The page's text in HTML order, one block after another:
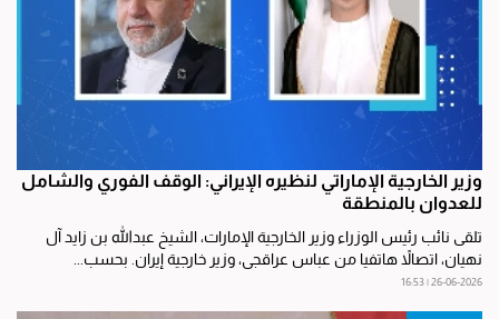
وزير الخارجية الإماراتي لنظيره الإيراني: الوقف الفوري والشامل
للعدوان بالمنطقة
تلقى نائب رئيس الوزراء وزير الخارجية الإمارات، الشيخ عبدالله بن زايد آل
نهيان، اتصالاً هاتفيا من عباس عراقجي، وزير خارجية إيران. بحسب...
26-06-2026 | 16:53